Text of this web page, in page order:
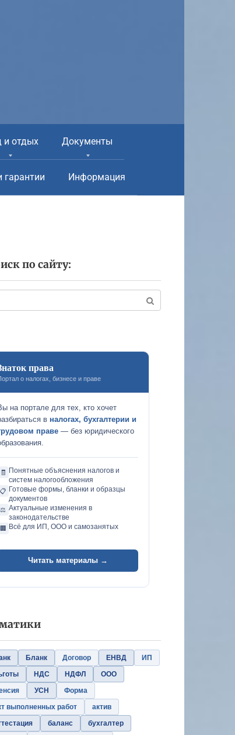
и отдых Документы
Информация
по сайту:
права
о налогах, бизнесе и праве
на портале для тех, кто хочет
в налогах, бухгалтерии и
праве — без юридического
🧾
Понятные объяснения налогов и
систем налогообложения
📋 Готовые формы, бланки и образцы
документов
⚖️ Актуальные изменения в
законодательстве
🏢 Всё для ИП, ООО и самозанятых
Читать материалы →
Бланк Договор ЕНВД
ИП
НДС НДФЛ
ООО
УСН
Форма
выполненных работ
актив
баланс
бухгалтер